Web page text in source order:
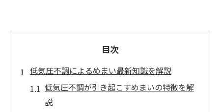
目次
低気圧不調によるめまい最新知識を解説
低気圧不調が引き起こすめまいの特徴を解
説